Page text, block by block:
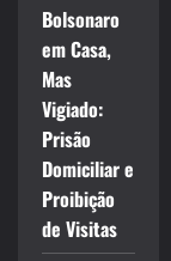
Bolsonaro
em Casa,
Mas
Vigiado:
Prisão
Domiciliar e
Proibição
de Visitas